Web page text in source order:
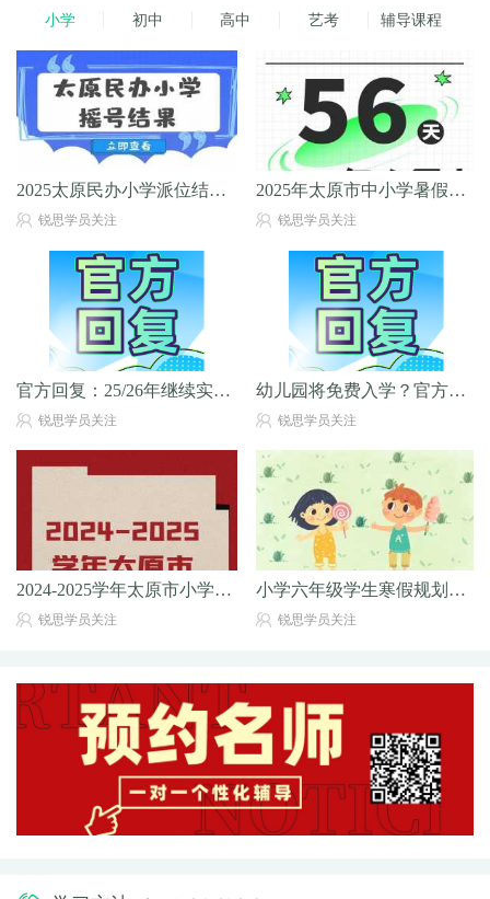
小学 初中 高中 艺考 辅导课程
2025太原民办小学派位结果公布！
锐思学员关注
2025年太原市中小学暑假时间公布！共计56天
锐思学员关注
官方回复：25/26年继续实行“学位限定”，
锐思学员关注
幼儿园将免费入学？官方回应！
锐思学员关注
2024-2025学年太原市小学期末考试试题及答
锐思学员关注
小学六年级学生寒假规划的重要性
锐思学员关注